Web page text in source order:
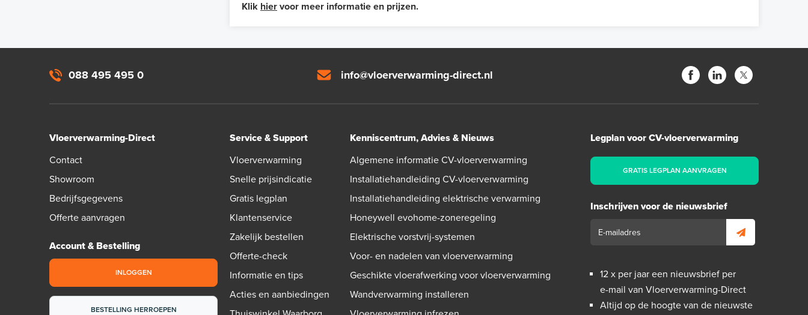
Klik hier voor meer informatie en prijzen.
088 495 495 0 info@vloerverwarming-direct.nl
Vloerverwarming-Direct
Contact
Showroom
Bedrijfsgegevens
Offerte aanvragen
Account & Bestelling
INLOGGEN
BESTELLING HERROEPEN
Service & Support
Vloerverwarming
Snelle prijsindicatie
Gratis legplan
Klantenservice
Zakelijk bestellen
Offerte-check
Informatie en tips
Acties en aanbiedingen
Kenniscentrum, Advies & Nieuws
Algemene informatie CV-vloerverwarming
Installatiehandleiding CV-vloerverwarming
Installatiehandleiding elektrische verwarming
Honeywell evohome-zoneregeling
Elektrische vorstvrij-systemen
Voor- en nadelen van vloerverwarming
Geschikte vloerafwerking voor vloerverwarming
Wandverwarming installeren
Legplan voor CV-vloerverwarming
GRATIS LEGPLAN AANVRAGEN
Inschrijven voor de nieuwsbrief
12 x per jaar een nieuwsbrief per
e-mail van Vloerverwarming-Direct
Altijd op de hoogte van de nieuwste